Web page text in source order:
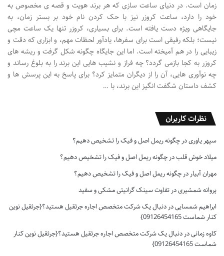
زمان است. در دنیای ساعت سازی که هر برند هویت و قصه ی مخصوص به
خود را دارد، ساعت کروزر نیز با حک کردن نام خود بر بستر زمان، به
جایگاهی ویژه دست یافته است. برای بسیاری، کروزر تنها یک ساعت مچی
نیست؛ بلکه رفیقی است برای سفرها، یادآور لحظات مهم، و ابزاری که دقت و
زیبایی را در هم آمیخته است. اما این جایگاه چگونه شکل گرفت و ریشه های
کروزر به کجا بازمی گردد؟ چه فراز و نشیب هایی این برند را به بلوغ رساند و
چه نوآوری هایی، آن را از دیگران متمایز کرد؟ برای پاسخ به این پرسش ها و
کشف داستان شگفت انگیز این برند، با …
نظرات کاربران
سپهر یاوریدر چگونه ریمل اصل و فیک را تشخیص دهیم؟
میلاد خوش قلبدر چگونه ریمل اصل و فیک را تشخیص دهیم؟
مهران آبیار در چگونه ریمل اصل و فیک را تشخیص دهیم؟
پروانه شمشیریدر تفاوت سینک گرانیتی مشکی و سفید
ابراهیم شمساییدر دنبال یک شرکت متخصص اجاره جرثقیل هستید؟{جرثقیل نوین
کنار شماست 09126454165}
کاوه زمانیدر دنبال یک شرکت متخصص اجاره جرثقیل هستید؟{جرثقیل نوین کنار
شماست 09126454165}